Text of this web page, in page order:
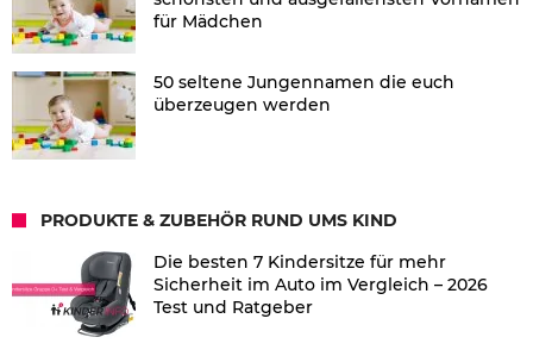
für Mädchen
50 seltene Jungennamen die euch
überzeugen werden
PRODUKTE & ZUBEHÖR RUND UMS KIND
Die besten 7 Kindersitze für mehr
Sicherheit im Auto im Vergleich – 2026
Test und Ratgeber